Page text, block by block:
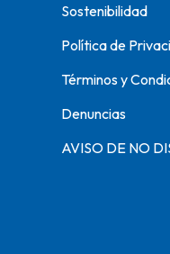
Sostenibilidad
Política de
Términos y
Denuncias
AVISO DE NO